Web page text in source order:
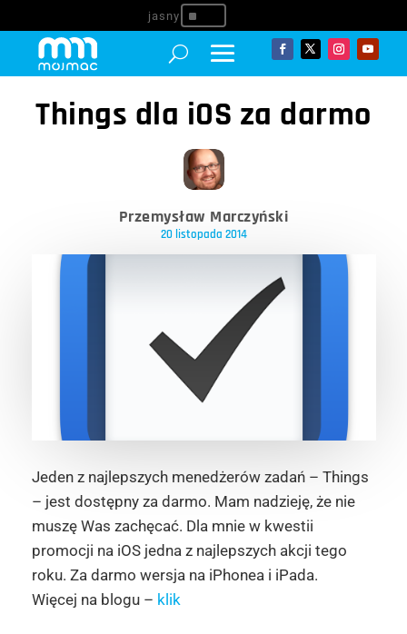
^
Things dla iOS za darmo
Przemysław Marczyński
20 listopada 2014
Jeden z najlepszych menedżerów zadań – Things
– jest dostępny za darmo. Mam nadzieję, że nie
muszę Was zachęcać. Dla mnie w kwestii
promocji na iOS jedna z najlepszych akcji tego
roku. Za darmo wersja na iPhonea i iPada.
Więcej na blogu – klik